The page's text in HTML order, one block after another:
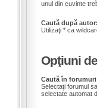
unul din cuvinte
Caută după autor:
Utilizaţi * ca
Opţiuni
Caută în
Selectaţi forumul
selectate automat